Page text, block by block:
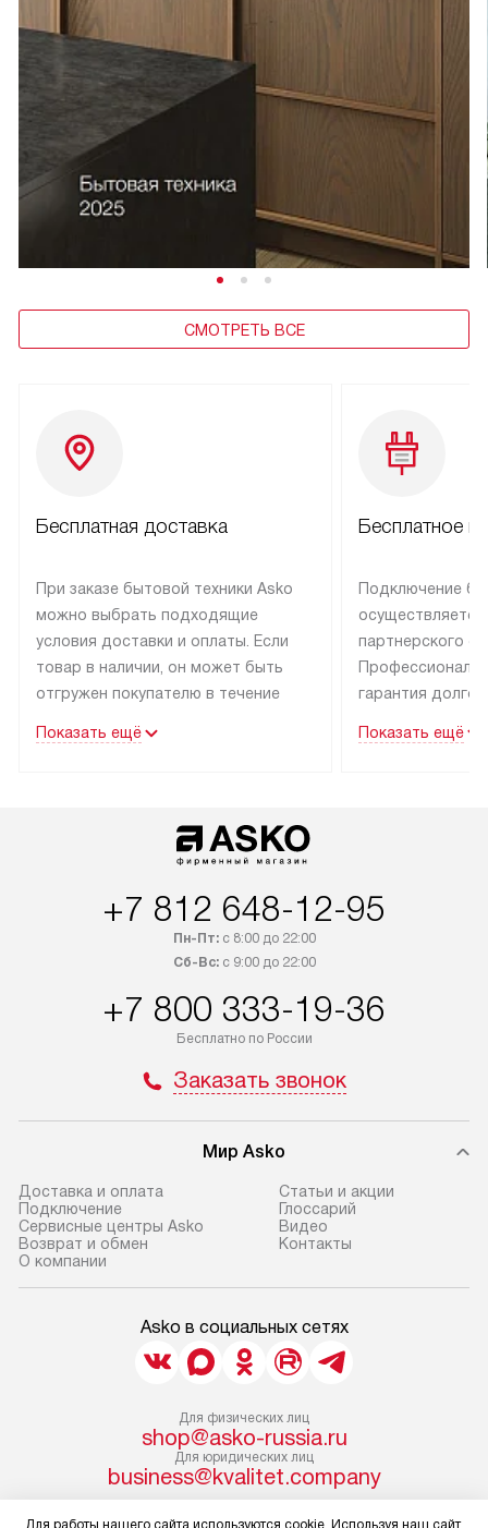
СМОТРЕТЬ ВСЕ
Бесплатная доставка
При заказе бытовой техники Asko
можно выбрать подходящие
условия доставки и оплаты. Если
товар в наличии, он может быть
отгружен покупателю в течение
оплачивается дополнительно.
Возможна доставка товаров
Показать ещё
Бесплатное
Подключение
партнерского
гарантия
Показать ещё
+7 812 648-12-95
Пн-Пт:с 8:00 до 22:00
Сб-Вс:с 9:00 до 22:00
+7 800 333-19-36
Бесплатно по России
Заказать звонок
Мир Asko
Доставка и оплата
Подключение
Сервисные центры Asko
Возврат и обмен
О компании
Статьи и акции
Глоссарий
Видео
Контакты
Asko в социальных сетях
Для физических лиц
shop@asko-russia.ru
Для юридических лиц
business@kvalitet.company
Для работы нашего сайта используются cookie. Используя наш сайт,